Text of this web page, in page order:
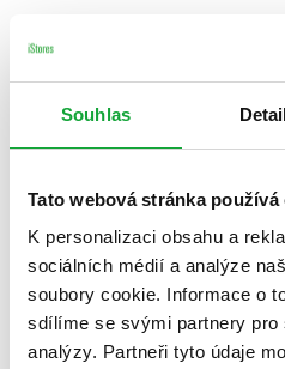
Souhlas
Tato webová stránka používá
K personalizaci obsahu a
sociálních médií a analýze
soubory cookie. Informace o
sdílíme se svými partnery pro
analýzy. Partneři tyto údaje